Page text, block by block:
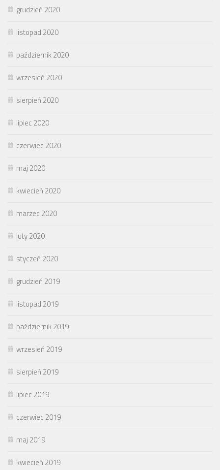
grudzień 2020
listopad 2020
październik 2020
wrzesień 2020
sierpień 2020
lipiec 2020
czerwiec 2020
maj 2020
kwiecień 2020
marzec 2020
luty 2020
styczeń 2020
grudzień 2019
listopad 2019
październik 2019
wrzesień 2019
sierpień 2019
lipiec 2019
czerwiec 2019
maj 2019
kwiecień 2019